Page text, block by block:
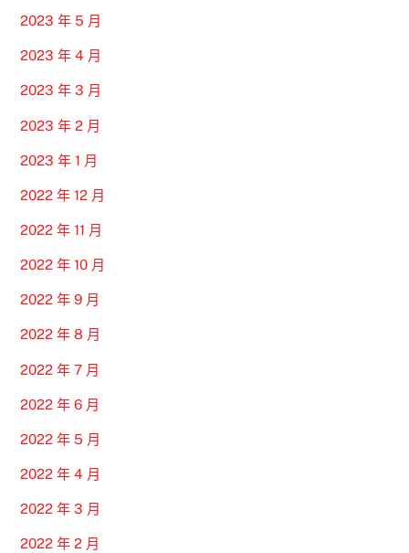
2023 年 5 月
2023 年 4 月
2023 年 3 月
2023 年 2 月
2023 年 1 月
2022 年 12 月
2022 年 11 月
2022 年 10 月
2022 年 9 月
2022 年 8 月
2022 年 7 月
2022 年 6 月
2022 年 5 月
2022 年 4 月
2022 年 3 月
2022 年 2 月